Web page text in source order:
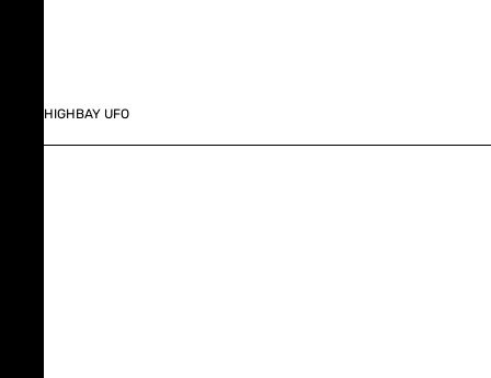
HIGHBAY UFO